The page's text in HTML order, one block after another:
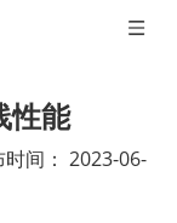
性能
间： 2023-06-